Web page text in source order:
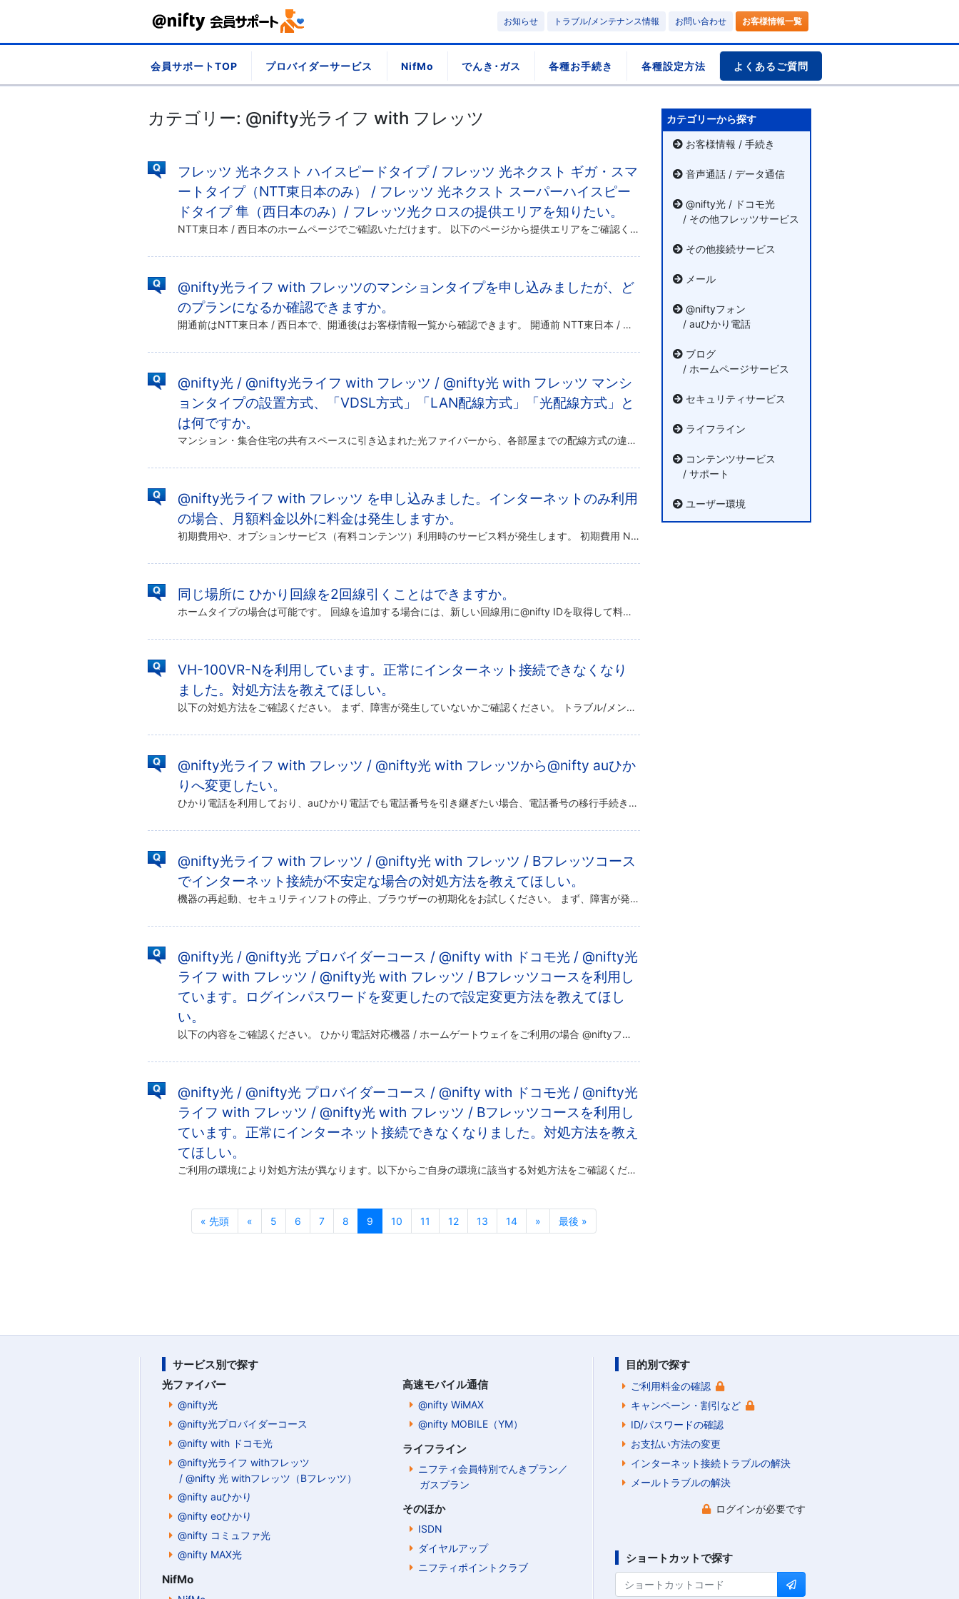
content
お知らせ トラブル/メンテナンス情報 お問い合わせ お客様情報一覧
会員サポートTOP プロバイダーサービス NifMo でんき･ガス 各種お手続き 各種設定方法 よくあるご質問
カテゴリー: @nifty光ライフ with フレッツ
フレッツ 光ネクスト ハイスピードタイプ / フレッツ 光ネクスト ギガ・スマ
ートタイプ（NTT東日本のみ） / フレッツ 光ネクスト スーパーハイスピー
ドタイプ 隼（西日本のみ）/ フレッツ光クロスの提供エリアを知りたい。
NTT東日本 / 西日本のホームページでご確認いただけます。 以下のページから提供エリアをご確認ください。 NTT東日本 フレッツ公式サイトNTT西日本 フレッツ公式サイト
@nifty光ライフ with フレッツのマンションタイプを申し込みましたが、ど
のプランになるか確認できますか。
開通前はNTT東日本 / 西日本で、開通後はお客様情報一覧から確認できます。 開通前 NTT東日本 / 西日本より行われる工事についての連絡（コンサルティング）の際にご確認ください。 開通後 以下のリンクから「お客様情報 […]
@nifty光 / @nifty光ライフ with フレッツ / @nifty光 with フレッツ マンシ
ョンタイプの設置方式、「VDSL方式」「LAN配線方式」「光配線方式」と
は何ですか。
マンション・集合住宅の共有スペースに引き込まれた光ファイバーから、各部屋までの配線方式の違いです。 VDSL方式 LAN配線もひかり配線もない場合に、既存の電話配線を利用して各戸まで接続する方式です。 室内では電話回線用 […]
@nifty光ライフ with フレッツ を申し込みました。インターネットのみ利用
の場合、月額料金以外に料金は発生しますか。
初期費用や、オプションサービス（有料コンテンツ）利用時のサービス料が発生します。 初期費用 NTT工事費について詳しくは、以下のページをご覧ください。 フレッツ光「@nifty光ライフ with フレッツ」料金詳細 ※ […]
同じ場所に ひかり回線を2回線引くことはできますか。
ホームタイプの場合は可能です。 回線を追加する場合には、新しい回線用に@nifty IDを取得して料金コースの設定をしていただく必要があります。 ※ 1つの@nifty IDで2回線分のご利用はできません。※ 接続コース […]
VH-100VR-Nを利用しています。正常にインターネット接続できなくなり
ました。対処方法を教えてほしい。
以下の対処方法をご確認ください。 まず、障害が発生していないかご確認ください。 トラブル/メンテナンス情報 障害が発生していない場合は、以下をご確認ください。 ■ VH-100VR-N ランプ点灯状態 ※ IP電話利用時 […]
@nifty光ライフ with フレッツ / @nifty光 with フレッツから@nifty auひか
りへ変更したい。
ひかり電話を利用しており、auひかり電話でも電話番号を引き継ぎたい場合、電話番号の移行手続きが必要になります。 ※ auひかり電話で新しい番号を発番する場合には不要です。 マンションタイプ（マンションE）をお申し込みの場 […]
@nifty光ライフ with フレッツ / @nifty光 with フレッツ / Bフレッツコース
でインターネット接続が不安定な場合の対処方法を教えてほしい。
機器の再起動、セキュリティソフトの停止、ブラウザーの初期化をお試しください。 まず、障害が発生していないかご確認ください。 トラブル/メンテナンス情報 障害が発生していない場合は、以下をご確認ください。 機器再起動 セキ […]
@nifty光 / @nifty光 プロバイダーコース / @nifty with ドコモ光 / @nifty光
ライフ with フレッツ / @nifty光 with フレッツ / Bフレッツコースを利用し
ています。ログインパスワードを変更したので設定変更方法を教えてほし
い。
以下の内容をご確認ください。 ひかり電話対応機器 / ホームゲートウェイをご利用の場合 @niftyフォン対応機器をご利用の場合 PPPoE接続をご利用の場合（回線終端装置あるいはVDSL装置とパソコン直結の場合） フレ […]
@nifty光 / @nifty光 プロバイダーコース / @nifty with ドコモ光 / @nifty光
ライフ with フレッツ / @nifty光 with フレッツ / Bフレッツコースを利用し
ています。正常にインターネット接続できなくなりました。対処方法を教え
てほしい。
ご利用の環境により対処方法が異なります。以下からご自身の環境に該当する対処方法をご確認ください。 はじめに障害あるいはメンテナンスが発生していないかご確認ください。 トラブル / メンテナンス情報 障害やメンテナンスが発 […]
« 先頭 « 5 6 7 8 9 10 11 12 13 14 » 最後 »
カテゴリーから探す
お客様情報 / 手続き
音声通話 / データ通信
@nifty光 / ドコモ光
/ その他フレッツサービス
その他接続サービス
メール
@niftyフォン
/ auひかり電話
ブログ
/ ホームページサービス
セキュリティサービス
ライフライン
コンテンツサービス
/ サポート
ユーザー環境
サービス別で探す
光ファイバー
@nifty光
@nifty光プロバイダーコース
@nifty with ドコモ光
@nifty光ライフ withフレッツ
/ @nifty 光 withフレッツ（Bフレッツ）
@nifty auひかり
@nifty eoひかり
@nifty コミュファ光
@nifty MAX光
NifMo
高速モバイル通信
@nifty WiMAX
@nifty MOBILE（YM）
ライフライン
ニフティ会員特別でんきプラン／
ガスプラン
そのほか
ISDN
ダイヤルアップ
ニフティポイントクラブ
目的別で探す
ご利用料金の確認
キャンペーン・割引など
ID/パスワードの確認
お支払い方法の変更
インターネット接続トラブルの解決
メールトラブルの解決
ログインが必要です
ショートカットで探す